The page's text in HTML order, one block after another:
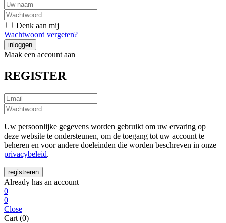
Denk aan mij
Wachtwoord vergeten?
Maak een account aan
REGISTER
Uw persoonlijke gegevens worden gebruikt om uw ervaring op
deze website te ondersteunen, om de toegang tot uw account te
beheren en voor andere doeleinden die worden beschreven in onze
privacybeleid.
Already has an account
0
0
Close
Cart (0)